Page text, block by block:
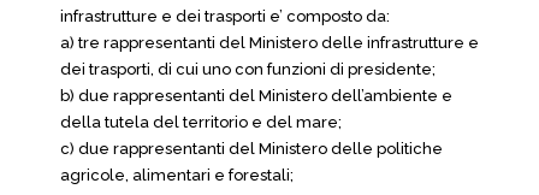
infrastrutture e dei trasporti e’ composto da:
a) tre rappresentanti del Ministero delle infrastrutture e
dei trasporti, di cui uno con funzioni di presidente;
b) due rappresentanti del Ministero dell’ambiente e
della tutela del territorio e del mare;
c) due rappresentanti del Ministero delle politiche
agricole, alimentari e forestali;